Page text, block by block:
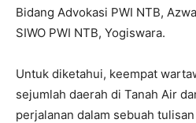
Bidang Advokasi PWI NTB,
SIWO PWI NTB, Yogiswara.
Untuk diketahui, keempat
sejumlah daerah di Tanah Air
perjalanan dalam sebuah